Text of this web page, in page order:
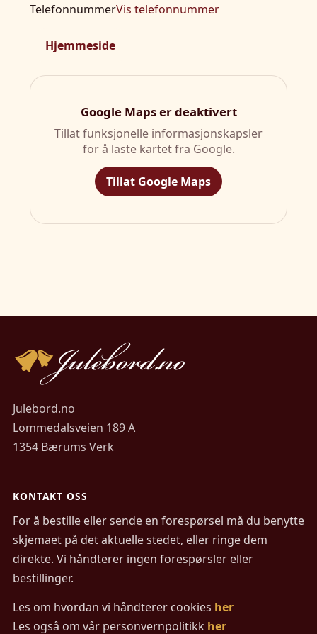
TelefonnummerVis telefonnummer
Hjemmeside
Google Maps er deaktivert
Tillat funksjonelle informasjonskapsler
for å laste kartet fra Google.
Tillat Google Maps
Julebord.no
Lommedalsveien 189 A
1354 Bærums Verk
KONTAKT OSS
For å bestille eller sende en forespørsel må du benytte
skjemaet på det aktuelle stedet, eller ringe dem
direkte. Vi håndterer ingen forespørsler eller
bestillinger.
Les om hvordan vi håndterer cookies her
Les også om vår personvernpolitikk her